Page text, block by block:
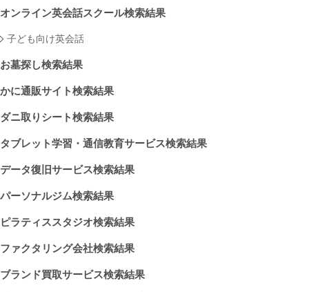
オンライン英会話スクール検索結果
子ども向け英会話
お墓探し検索結果
かに通販サイト検索結果
ダニ取りシート検索結果
タブレット学習・通信教育サービス検索結果
データ復旧サービス検索結果
パーソナルジム検索結果
ピラティススタジオ検索結果
ファクタリング会社検索結果
ブランド買取サービス検索結果